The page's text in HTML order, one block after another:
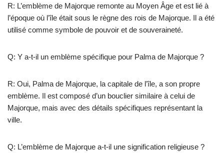
R: L’emblème de Majorque remonte au Moyen Âge et est lié à
l’époque où l’île était sous le règne des rois de Majorque. Il a été
utilisé comme symbole de pouvoir et de souveraineté.
Q: Y a-t-il un emblème spécifique pour Palma de Majorque ?
R: Oui, Palma de Majorque, la capitale de l’île, a son propre
emblème. Il est composé d’un bouclier similaire à celui de
Majorque, mais avec des détails spécifiques représentant la
ville.
Q: L’emblème de Majorque a-t-il une signification religieuse ?